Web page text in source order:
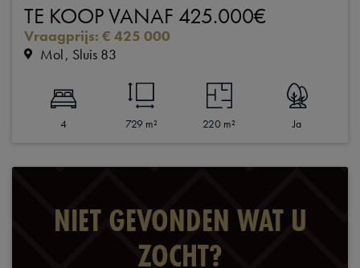
TE KOOP VANAF 425.000€
Vraagprijs: € 425 000
Mol Sluis 83
4 729 m² 220 m² Ja
NIET GEVONDEN WAT U
ZOCHT?